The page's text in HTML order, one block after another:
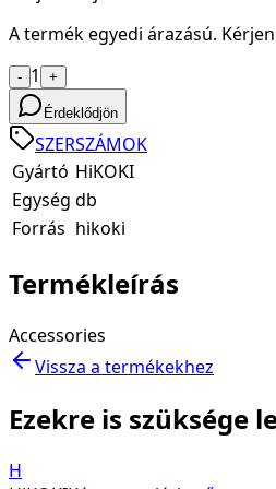
A termék egyedi árazású.
- 1 +
Érdeklődjön
SZERSZÁMOK
Gyártó HiKOKI
Egység db
Forrás hikoki
Termékleírás
Accessories
Vissza a termékekhez
Ezekre is szüksége
H